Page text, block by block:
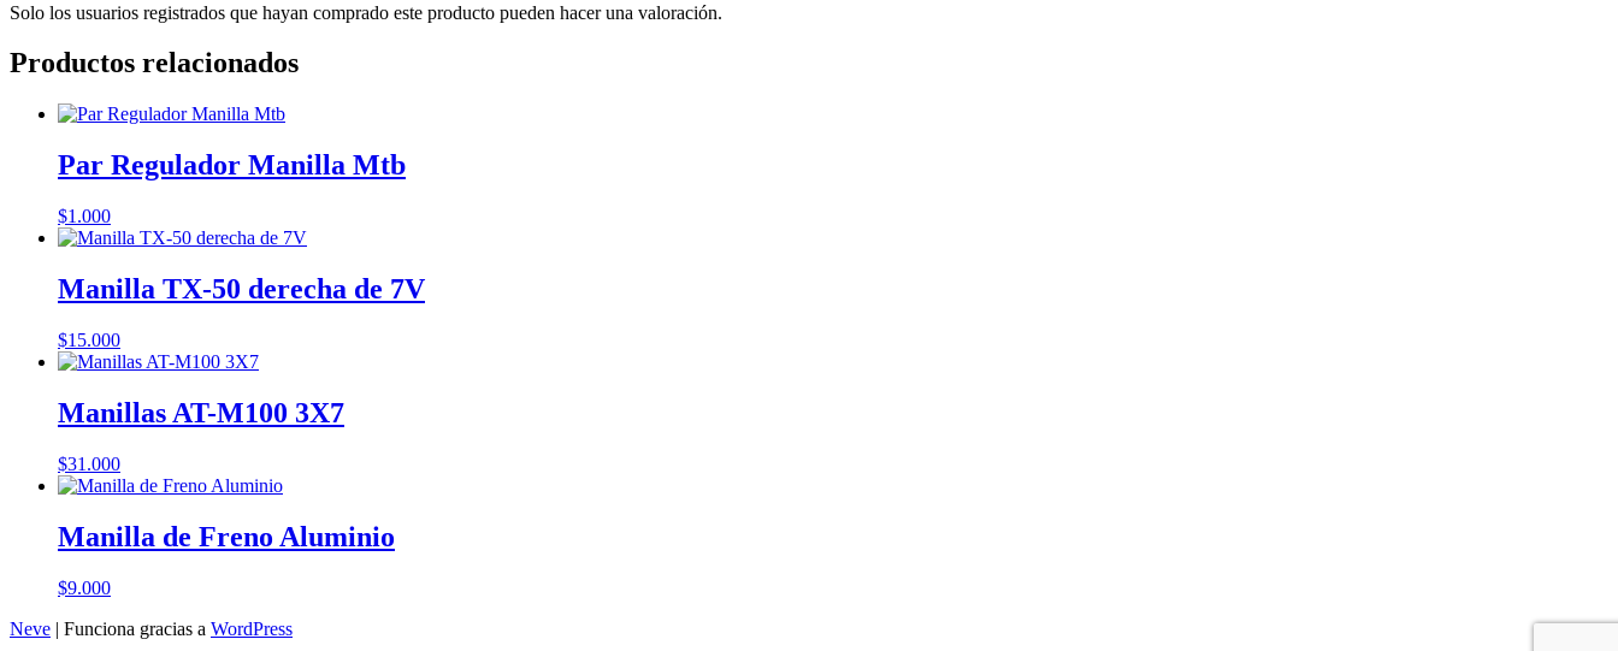
Solo los usuarios registrados que hayan comprado este producto pueden hacer una valoración.
Productos relacionados
Par Regulador Manilla Mtb
$1.000
Manilla TX-50 derecha de 7V
$15.000
Manillas AT-M100 3X7
$31.000
Manilla de Freno Aluminio
$9.000
Neve | Funciona gracias a WordPress